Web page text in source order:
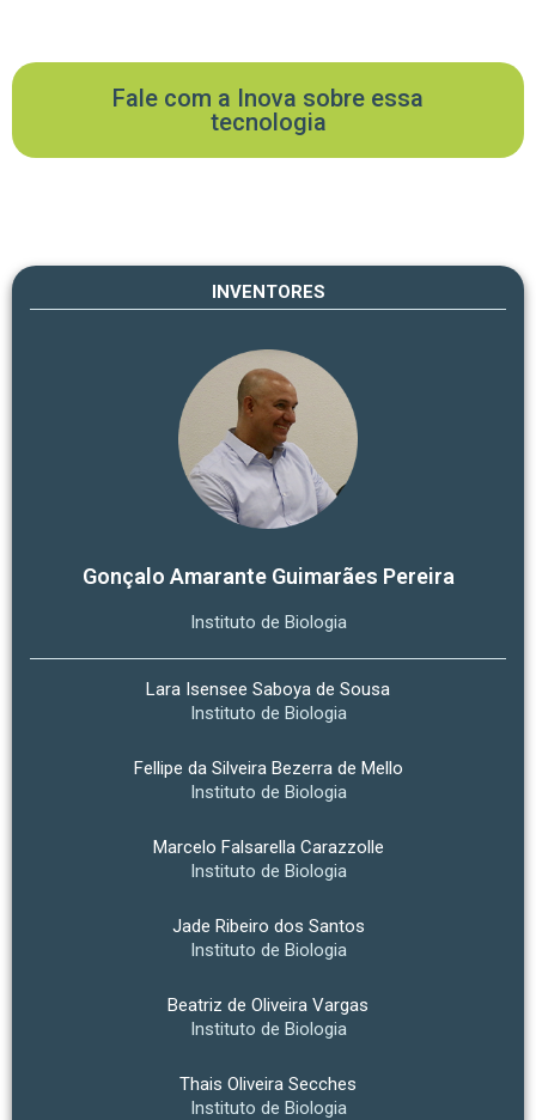
Fale com a Inova sobre essa
tecnologia
INVENTORES
Gonçalo Amarante Guimarães Pereira
Instituto de Biologia
Lara Isensee Saboya de Sousa
Instituto de Biologia
Fellipe da Silveira Bezerra de Mello
Instituto de Biologia
Marcelo Falsarella Carazzolle
Instituto de Biologia
Jade Ribeiro dos Santos
Instituto de Biologia
Beatriz de Oliveira Vargas
Instituto de Biologia
Thais Oliveira Secches
Instituto de Biologia